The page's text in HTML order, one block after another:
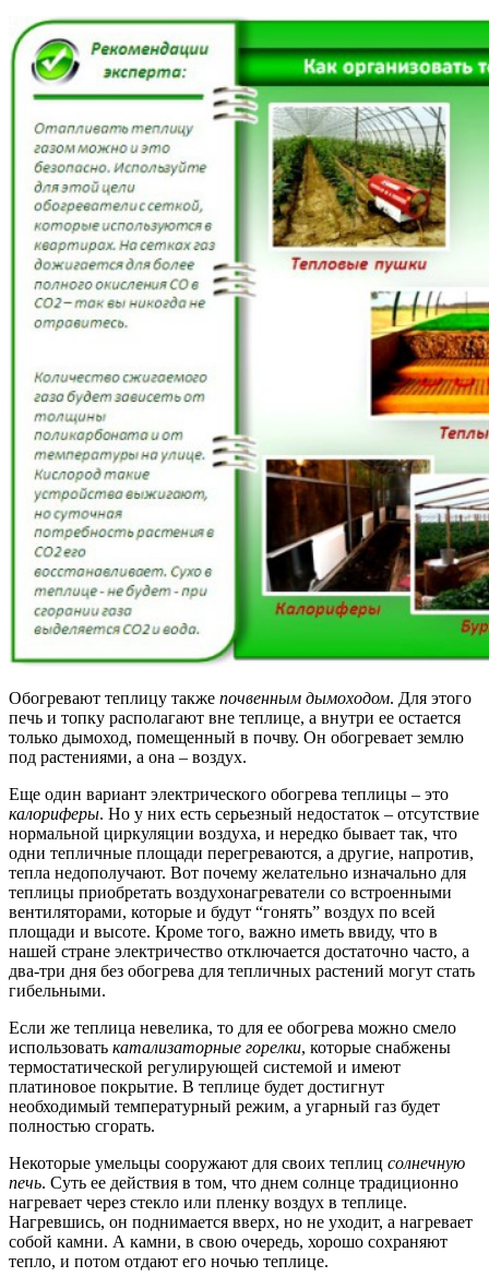
Обогревают теплицу также почвенным дымоходом. Для этого
печь и топку располагают вне теплице, а внутри ее остается
только дымоход, помещенный в почву. Он обогревает землю
под растениями, а она – воздух.
Еще один вариант электрического обогрева теплицы – это
калориферы. Но у них есть серьезный недостаток – отсутствие
нормальной циркуляции воздуха, и нередко бывает так, что
одни тепличные площади перегреваются, а другие, напротив,
тепла недополучают. Вот почему желательно изначально для
теплицы приобретать воздухонагреватели со встроенными
вентиляторами, которые и будут “гонять” воздух по всей
площади и высоте. Кроме того, важно иметь ввиду, что в
нашей стране электричество отключается достаточно часто, а
два-три дня без обогрева для тепличных растений могут стать
гибельными.
Если же теплица невелика, то для ее обогрева можно смело
использовать катализаторные горелки, которые снабжены
термостатической регулирующей системой и имеют
платиновое покрытие. В теплице будет достигнут
необходимый температурный режим, а угарный газ будет
полностью сгорать.
Некоторые умельцы сооружают для своих теплиц солнечную
печь. Суть ее действия в том, что днем солнце традиционно
нагревает через стекло или пленку воздух в теплице.
Нагревшись, он поднимается вверх, но не уходит, а нагревает
собой камни. А камни, в свою очередь, хорошо сохраняют
тепло, и потом отдают его ночью теплице.